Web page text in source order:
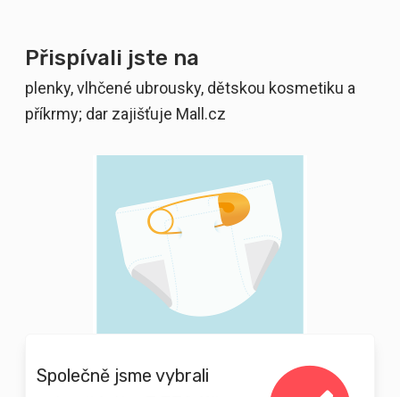
Přispívali jste na
plenky, vlhčené ubrousky, dětskou kosmetiku a
příkrmy; dar zajišťuje Mall.cz
Společně jsme vybrali